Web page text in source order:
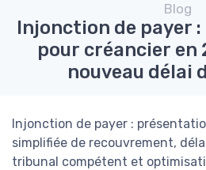
Blog
Injonction de payer
pour créancier en
nouveau délai
Injonction de payer :
simplifiée de recouvrement,
tribunal compétent et